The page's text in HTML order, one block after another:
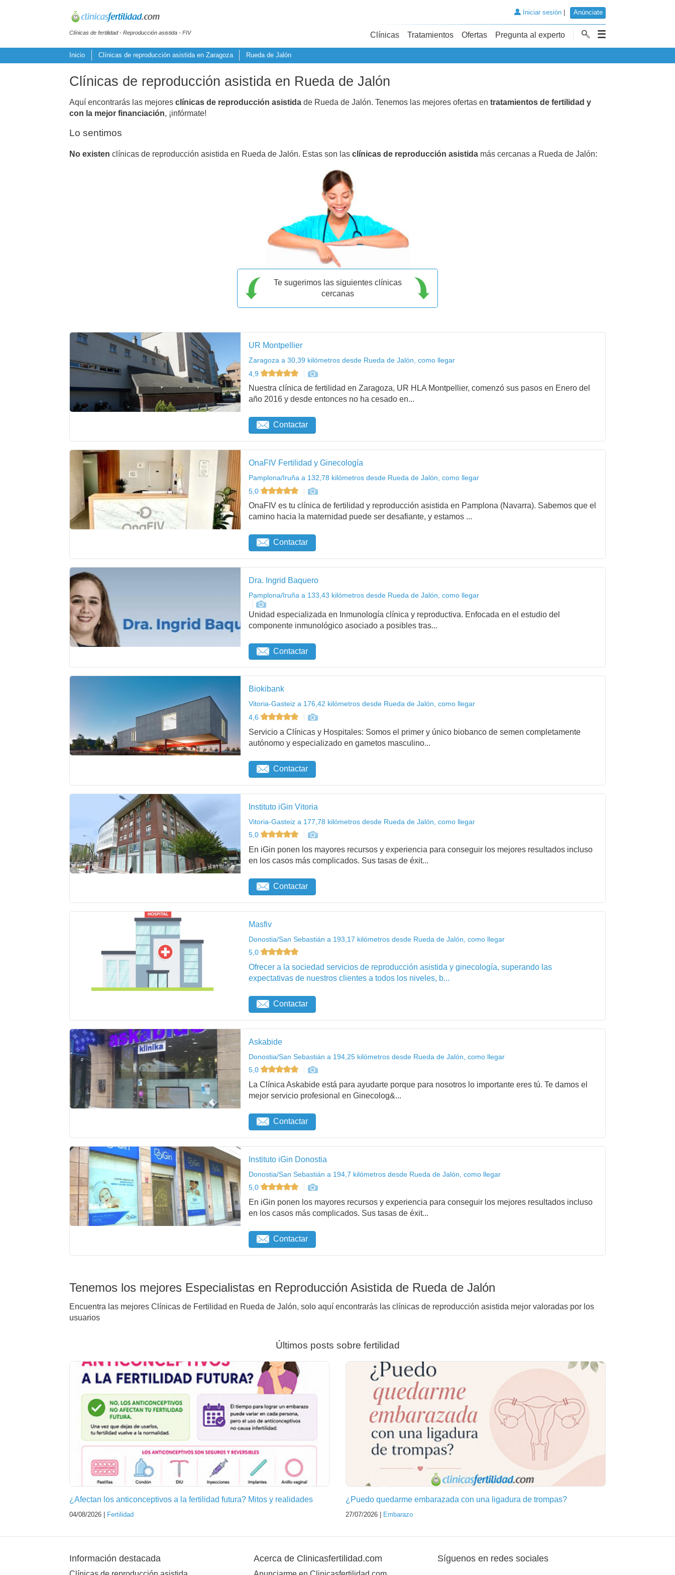
Clínicas de fertilidad - Reproducción asistida - FIV
Iniciar sesión| Anúnciate
Clínicas Tratamientos Ofertas Pregunta al experto
Inicio Clínicas de reproducción asistida en Zaragoza Rueda de Jalón
Clínicas de reproducción asistida en Rueda de Jalón
Aquí encontrarás las mejores clínicas de reproducción asistida de Rueda de Jalón. Tenemos las mejores ofertas en tratamientos de fertilidad y
con la mejor financiación, ¡infórmate!
Lo sentimos
No existen clínicas de reproducción asistida en Rueda de Jalón. Estas son las clínicas de reproducción asistida más cercanas a Rueda de Jalón:
Te sugerimos las siguientes clínicas
cercanas
UR Montpellier
Zaragoza a 30,39 kilómetros desde Rueda de Jalón, como llegar
4,9
Nuestra clínica de fertilidad en Zaragoza, UR HLA Montpellier, comenzó sus pasos en Enero del
año 2016 y desde entonces no ha cesado en...
Contactar
OnaFIV Fertilidad y Ginecología
Pamplona/Iruña a 132,78 kilómetros desde Rueda de Jalón, como llegar
5,0
OnaFIV es tu clínica de fertilidad y reproducción asistida en Pamplona (Navarra). Sabemos que el
camino hacia la maternidad puede ser desafiante, y estamos ...
Contactar
Dra. Ingrid Baquero
Pamplona/Iruña a 133,43 kilómetros desde Rueda de Jalón, como llegar
Unidad especializada en Inmunología clínica y reproductiva. Enfocada en el estudio del
componente inmunológico asociado a posibles tras...
Contactar
Biokibank
Vitoria-Gasteiz a 176,42 kilómetros desde Rueda de Jalón, como llegar
4,6
Servicio a Clínicas y Hospitales: Somos el primer y único biobanco de semen completamente
autónomo y especializado en gametos masculino...
Contactar
Instituto iGin Vitoria
Vitoria-Gasteiz a 177,78 kilómetros desde Rueda de Jalón, como llegar
5,0
En iGin ponen los mayores recursos y experiencia para conseguir los mejores resultados incluso
en los casos más complicados. Sus tasas de éxit...
Contactar
Masfiv
Donostia/San Sebastián a 193,17 kilómetros desde Rueda de Jalón, como llegar
5,0
Ofrecer a la sociedad servicios de reproducción asistida y ginecología, superando las
expectativas de nuestros clientes a todos los niveles, b...
Contactar
Askabide
Donostia/San Sebastián a 194,25 kilómetros desde Rueda de Jalón, como llegar
5,0
La Clínica Askabide está para ayudarte porque para nosotros lo importante eres tú. Te damos el
mejor servicio profesional en Ginecolog&...
Contactar
Instituto iGin Donostia
Donostia/San Sebastián a 194,7 kilómetros desde Rueda de Jalón, como llegar
5,0
En iGin ponen los mayores recursos y experiencia para conseguir los mejores resultados incluso
en los casos más complicados. Sus tasas de éxit...
Contactar
Tenemos los mejores Especialistas en Reproducción Asistida de Rueda de Jalón
Encuentra las mejores Clínicas de Fertilidad en Rueda de Jalón, solo aquí encontrarás las clínicas de reproducción asistida mejor valoradas por los
usuarios
Últimos posts sobre fertilidad
¿Afectan los anticonceptivos a la fertilidad futura? Mitos y realidades
04/08/2026 | Fertilidad
¿Puedo quedarme embarazada con una ligadura de trompas?
27/07/2026 | Embarazo
Información destacada Acerca de Clinicasfertilidad.com Síguenos en redes sociales